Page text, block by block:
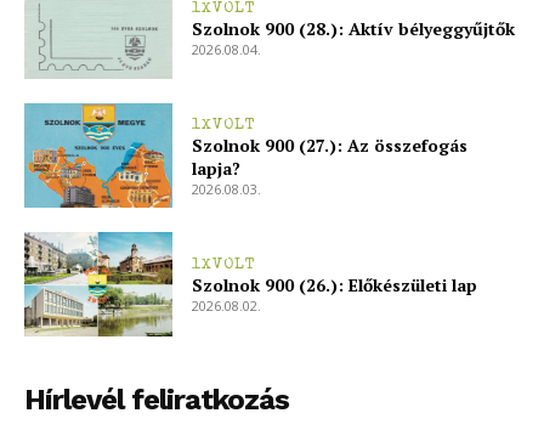
1XVOLT
Szolnok 900 (28.): Aktív bélyeggyűjtők
2026.08.04.
1XVOLT
Szolnok 900 (27.): Az összefogás
lapja?
2026.08.03.
1XVOLT
Szolnok 900 (26.): Előkészületi lap
2026.08.02.
Hírlevél feliratkozás